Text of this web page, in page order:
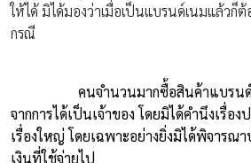
ให้ได้ มิได้มองว่าเมื่อเป็นแบรนด์เนมแล้วก็
กรณี
คนจำนวนมากซื้อสินค้าแบรน
จากการได้เป็นเจ้าของ โดยมิได้คำนึงเรื่อ
เรื่องใหญ่ โดยเฉพาะอย่างยิ่งมิได้พิจารณ
เงินที่ใช้จ่ายไป